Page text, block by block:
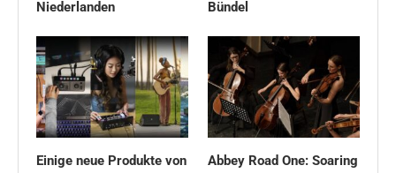
Niederlanden
Bündel
Einige neue Produkte von
Abbey Road One: Soaring